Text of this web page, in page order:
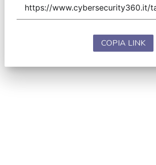
COPIA LINK